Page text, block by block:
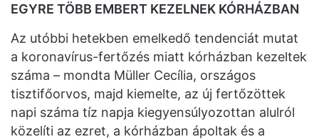
EGYRE TÖBB EMBERT KEZELNEK KÓRHÁZBAN
Az utóbbi hetekben emelkedő tendenciát mutat
a koronavírus-fertőzés miatt kórházban kezeltek
száma – mondta Müller Cecília, országos
tisztifőorvos, majd kiemelte, az új fertőzöttek
napi száma tíz napja kiegyensúlyozottan alulról
közelíti az ezret, a kórházban ápoltak és a